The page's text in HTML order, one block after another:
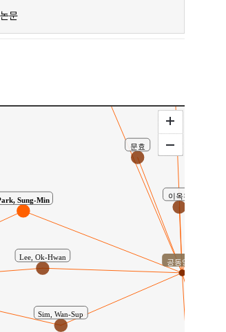
문
Lee, Ok-Hwan
이옥환
문효
Sim, Wan-Sup
Sung-Min
공동연구